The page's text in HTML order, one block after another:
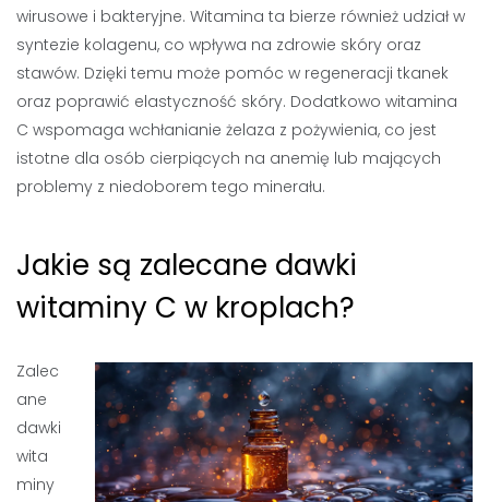
wirusowe i bakteryjne. Witamina ta bierze również udział w
syntezie kolagenu, co wpływa na zdrowie skóry oraz
stawów. Dzięki temu może pomóc w regeneracji tkanek
oraz poprawić elastyczność skóry. Dodatkowo witamina
C wspomaga wchłanianie żelaza z pożywienia, co jest
istotne dla osób cierpiących na anemię lub mających
problemy z niedoborem tego minerału.
Jakie są zalecane dawki
witaminy C w kroplach?
Zalec
ane
dawki
wita
miny